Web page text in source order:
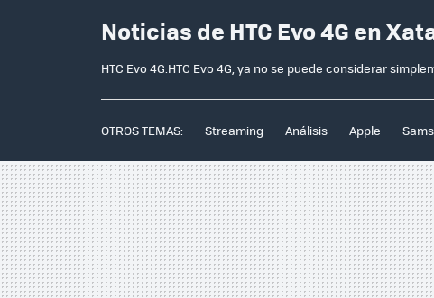
Noticias de HTC Evo 4G en
HTC Evo 4G:HTC Evo 4G, ya no se puede considerar
OTROS TEMAS: Streaming Análisis Apple